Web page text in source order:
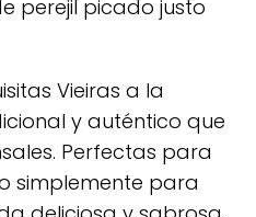
perejil picado justo
Vieiras a la
y auténtico que
Perfectas para
simplemente para